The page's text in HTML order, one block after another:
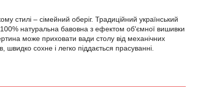
стилі – сімейний оберіг. Традиційний український
натуральна бавовна з ефектом об'ємної вишивки
може приховати вади столу від механічних
сохне і легко піддається прасуванні.